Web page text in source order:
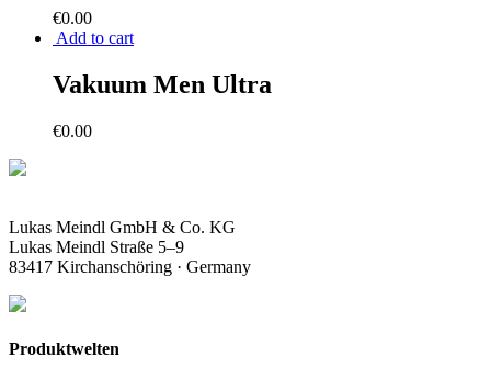
€0.00
Add to cart
Vakuum Men Ultra
€0.00
Lukas Meindl GmbH & Co. KG
Lukas Meindl Straße 5–9
83417 Kirchanschöring · Germany
Produktwelten